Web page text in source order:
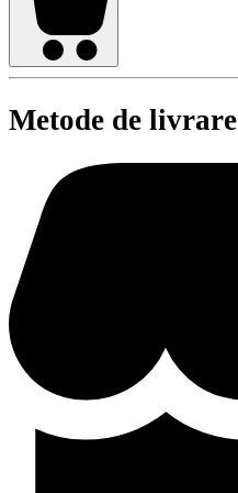
Metode de livrare